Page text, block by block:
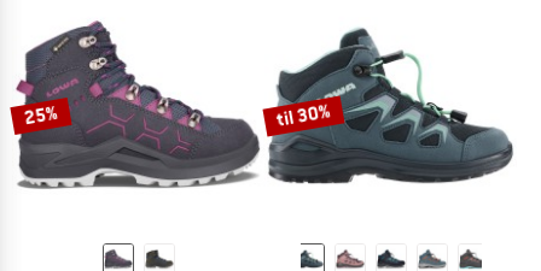
25% til 30%